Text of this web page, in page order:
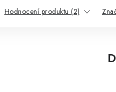
Hodnocení produktu (2)